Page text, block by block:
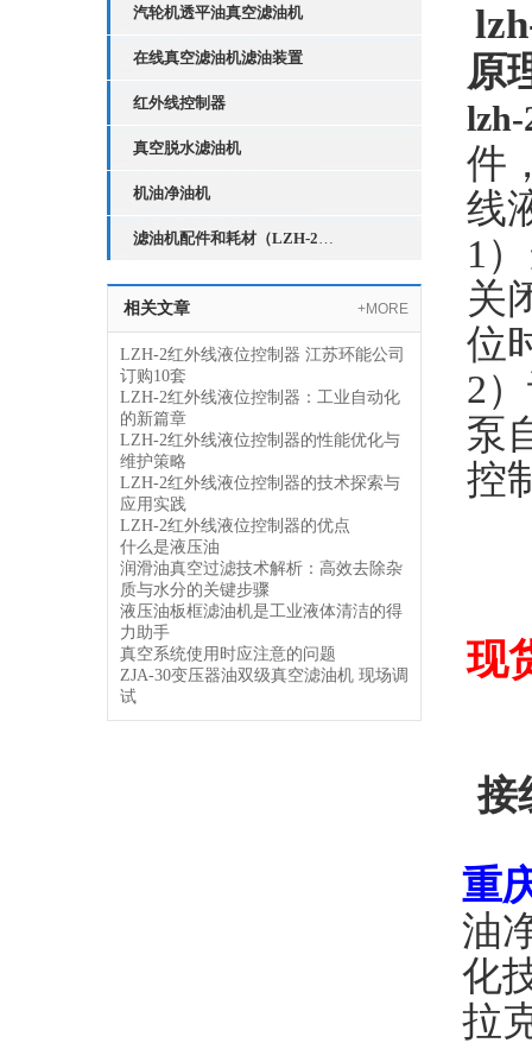
汽轮机透平油真空滤油机
在线真空滤油机滤油装置
红外线控制器
真空脱水滤油机
机油净油机
滤油机配件和耗材（LZH-2红外线液位控制器）
相关文章 +MORE
LZH-2红外线液位控制器 江苏环能公司
订购10套
LZH-2红外线液位控制器：工业自动化
的新篇章
LZH-2红外线液位控制器的性能优化与
维护策略
LZH-2红外线液位控制器的技术探索与
应用实践
LZH-2红外线液位控制器的优点
什么是液压油
润滑油真空过滤技术解析：高效去除杂
质与水分的关键步骤
液压油板框滤油机是工业液体清洁的得
力助手
真空系统使用时应注意的问题
ZJA-30变压器油双级真空滤油机 现场调
试
原
lzh-
件
线
1
关
位
2
泵
控
现
接
重
油
化
拉